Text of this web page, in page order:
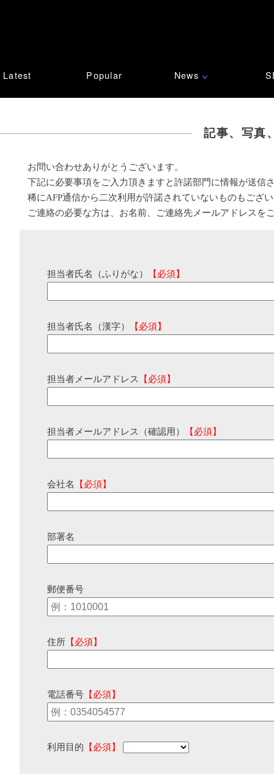
Latest Popular News ∨
記事、写真
お問い合わせありがとうございます。
下記に必要事項をご入力頂きますと許諾部門に情報が送信
稀にAFP通信から二次利用が許諾されていないものもござ
ご連絡の必要な方は、お名前、ご連絡先メールアドレスを
担当者氏名（ふりがな） 【必須】
担当者氏名（漢字） 【必須】
担当者メールアドレス 【必須】
担当者メールアドレス（確認用） 【必須】
会社名 【必須】
部署名
郵便番号
住所 【必須】
電話番号 【必須】
利用目的 【必須】